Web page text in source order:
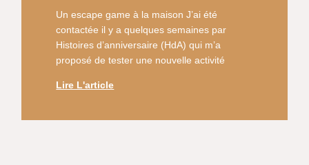
Un escape game à la maison J’ai été
contactée il y a quelques semaines par
Histoires d’anniversaire (HdA) qui m’a
proposé de tester une nouvelle activité
Lire L'article